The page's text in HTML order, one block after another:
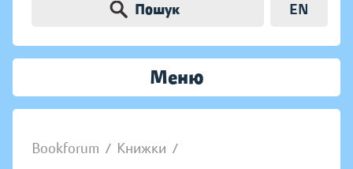
Пошук EN
Меню
Bookforum / Книжки /